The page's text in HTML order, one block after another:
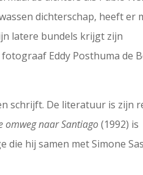
dichterschap, heeft er
latere bundels krijgt zijn
Eddy Posthuma de
schrijft. De literatuur is zijn
omweg naar Santiago(1992) is
hij samen met Simone